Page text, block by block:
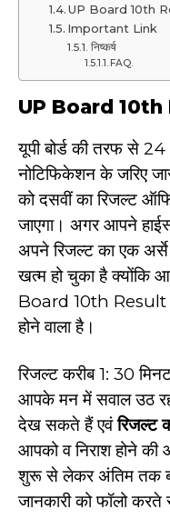
UP Board 10th
Important Link
निष्कर्ष
FAQ.
UP Board
यूपी बोर्ड की तरफ से
नोटिफिकेशन के जरिए
को दसवीं का रिजल्ट
जाएगा। अगर आपने
अपने रिजल्ट का एक
खत्म हो चुका है क्योंकि
Board 10th Result
होने वाला है।
रिजल्ट करीब 1: 30
आपके मन में सवाल उठ
देख सकते हैं एवंरिजल्ट
आपको व निराश होने
शुरू से लेकर अंतिम तक बने
जानकारी को फॉलो करते